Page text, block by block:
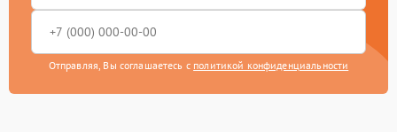
Отправляя, Вы соглашаетесь с политикой конфиденциальности